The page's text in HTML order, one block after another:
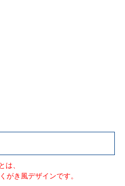
は、
がき風デザインです。